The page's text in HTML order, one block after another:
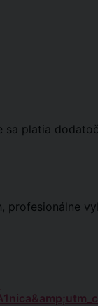
sa platia
profesionálne